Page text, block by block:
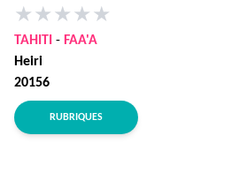
★ ★ ★ ★ ★
TAHITI - FAA'A
Heiri
20156
RUBRIQUES